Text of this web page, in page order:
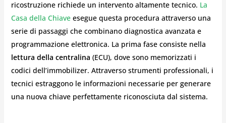
ricostruzione richiede un intervento altamente tecnico. La
Casa della Chiaveesegue questa procedura attraverso una
serie di passaggi che combinano diagnostica avanzata e
programmazione elettronica. La prima fase consiste nella
lettura della centralina (ECU), dove sono memorizzati i
codici dell’immobilizer. Attraverso strumenti professionali, i
tecnici estraggono le informazioni necessarie per generare
una nuova chiave perfettamente riconosciuta dal sistema.